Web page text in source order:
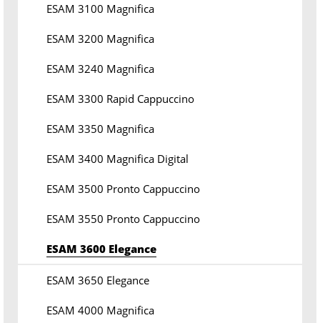
ESAM 3100 Magnifica
ESAM 3200 Magnifica
ESAM 3240 Magnifica
ESAM 3300 Rapid Cappuccino
ESAM 3350 Magnifica
ESAM 3400 Magnifica Digital
ESAM 3500 Pronto Cappuccino
ESAM 3550 Pronto Cappuccino
ESAM 3600 Elegance
ESAM 3650 Elegance
ESAM 4000 Magnifica